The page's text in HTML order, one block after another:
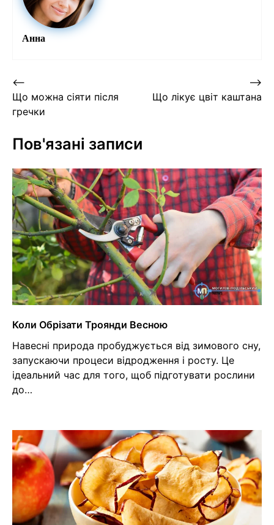
Анна
Навігація
записів
⟵
Що можна сіяти після
гречки
Що лікує цвіт каштана
⟶
Пов'язані записи
Коли Обрізати Троянди Весною
Навесні природа пробуджується від зимового сну,
запускаючи процеси відродження і росту. Це
ідеальний час для того, щоб підготувати рослини
до…